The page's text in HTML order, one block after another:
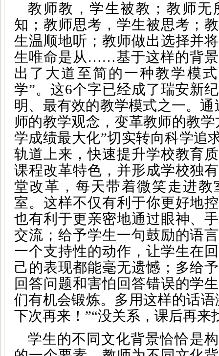
教师教，学生被教；教师无
知；教师思考，学生被思考；
生温顺地听；教师做出选择并
生唯命是从……基于这样的背
出了大道至简的一种教学模
学”。这6个字已经成了瑞安新
明、最有效的教学模式之一。
师的教学观念，变革教师的教
学成绩最大化”切实转向科学追
轨道上来，快速提升学校教育
课程改革特色，并形成学校独
堂改革，每天带着微笑走进
室。这样不仅有利于你更好地
也有利于更亲密地通过眼神、
交流；给予学生一句鼓励的语
一个支持性的动作，让学生在
己的表现都能毫无遗憾；多给
回答问题和害怕回答错误的学
们有机会锻炼。多用这样的话
下次再来！”“没关系，课后再来
学生的不同文化背景恰恰是